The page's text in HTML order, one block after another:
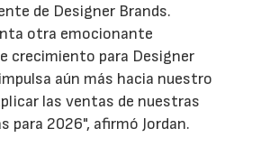
de Designer Brands.
otra emocionante
crecimiento para Designer
aún más hacia nuestro
las ventas de nuestras
para 2026", afirmó Jordan.